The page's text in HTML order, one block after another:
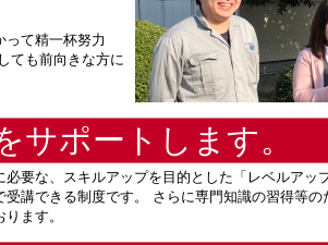
って精一杯努力
ても前向きな方に
サポートします。
要な、スキルアップを目的とした「レベルアッ
講できる制度です。 さらに専門知識の習得等
ます。